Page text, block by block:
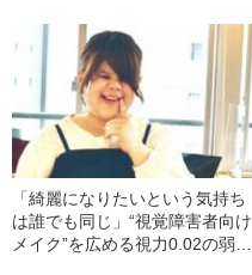
ト』を作った理由
「綺麗になりたいという気持ち
は誰でも同じ」“視覚障害者向け
メイク”を広める視力0.02の弱視